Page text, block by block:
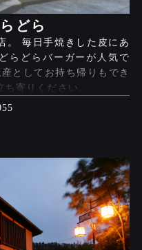
どら
。 毎日手焼きした皮にあ
らどらバーガーが人気で
としてお持ち帰りもでき
寄りください。